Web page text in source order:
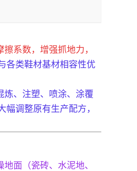
系数，增强抓地力，
各类鞋材基材相容性优
炼、注塑、喷涂、涂覆
调整原有生产配方，
面（瓷砖、水泥地、